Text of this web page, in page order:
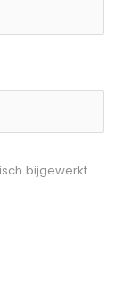
bijgewerkt.